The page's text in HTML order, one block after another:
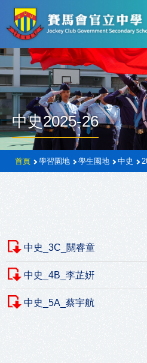
移至主內容
中史2025-26
導
首頁 學習園地 學生園地 中史
中史_3C_關睿童
中史_4B_李芷姸
中史_5A_蔡宇航